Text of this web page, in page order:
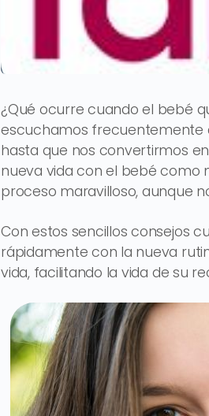
¿Qué ocurre cuando el bebé
escuchamos frecuentemente
hasta que nos convertirmos
nueva vida con el bebé como
proceso maravilloso, aunque
Con estos sencillos consejos
rápidamente con la nueva
vida, facilitando la vida de su